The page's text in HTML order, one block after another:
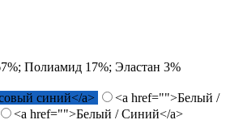
Полиамид 17%; Эластан 3%
синий</a>
<a href="">Белый /
<a href="">Белый / Синий</a>